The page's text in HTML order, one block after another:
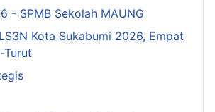
- SPMB Sekolah MAUNG
Kota Sukabumi 2026, Empat
Turut